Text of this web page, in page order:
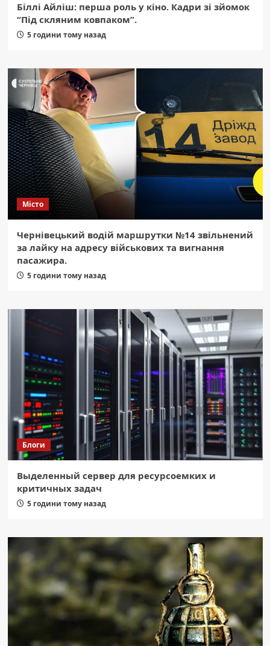
Біллі Айліш: перша роль у кіно. Кадри зі зйомок
“Під скляним ковпаком”.
5 години тому назад
Місто
Чернівецький водій маршрутки №14 звільнений
за лайку на адресу військових та вигнання
пасажира.
5 години тому назад
Блоги
Выделенный сервер для ресурсоемких и
критичных задач
5 години тому назад